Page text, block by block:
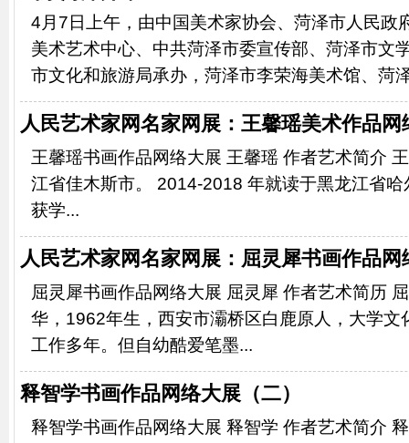
4月7日上午，由中国美术家协会、菏泽市人民政
美术艺术中心、中共菏泽市委宣传部、菏泽市文
市文化和旅游局承办，菏泽市李荣海美术馆、菏
人民艺术家网名家网展：王馨瑶美术作品网
王馨瑶书画作品网络大展 王馨瑶 作者艺术简介
江省佳木斯市。 2014-2018 年就读于黑龙江省
获学...
人民艺术家网名家网展：屈灵犀​书画作品网
屈灵犀书画作品网络大展 屈灵犀 作者艺术简历
华，1962年生，西安市灞桥区白鹿原人，大学文
工作多年。但自幼酷爱笔墨...
释智学书画作品网络大展（二）
释智学书画作品网络大展 释智学 作者艺术简介